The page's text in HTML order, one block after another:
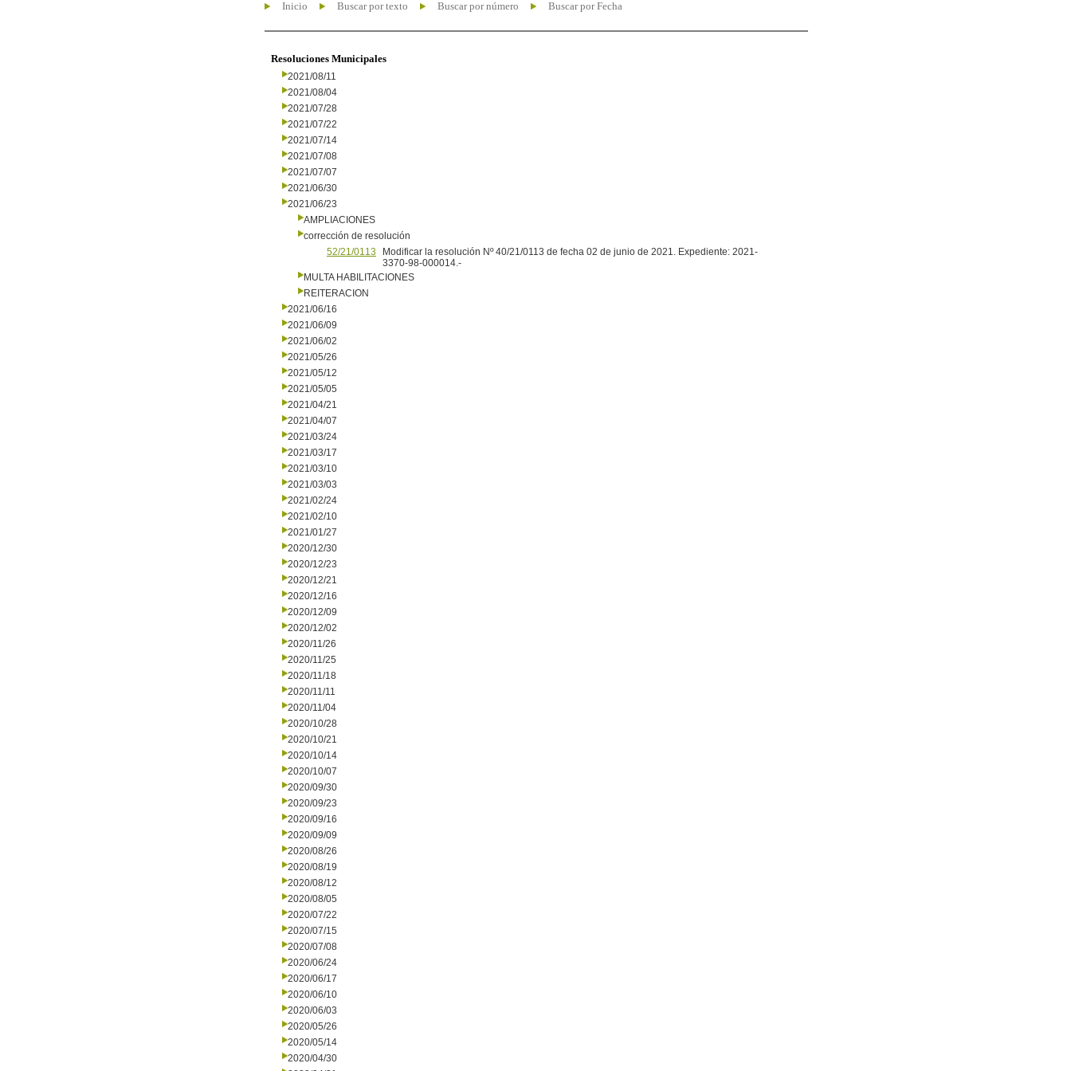
Inicio Buscar por texto Buscar por número Buscar por Fecha
Resoluciones Municipales
2021/08/11
2021/08/04
2021/07/28
2021/07/22
2021/07/14
2021/07/08
2021/07/07
2021/06/30
2021/06/23
AMPLIACIONES
corrección de resolución
52/21/0113
Modificar la resolución Nº 40/21/0113 de fecha 02 de junio de 2021. Expediente: 2021-
3370-98-000014.-
MULTA HABILITACIONES
REITERACION
2021/06/16
2021/06/09
2021/06/02
2021/05/26
2021/05/12
2021/05/05
2021/04/21
2021/04/07
2021/03/24
2021/03/17
2021/03/10
2021/03/03
2021/02/24
2021/02/10
2021/01/27
2020/12/30
2020/12/23
2020/12/21
2020/12/16
2020/12/09
2020/12/02
2020/11/26
2020/11/25
2020/11/18
2020/11/11
2020/11/04
2020/10/28
2020/10/21
2020/10/14
2020/10/07
2020/09/30
2020/09/23
2020/09/16
2020/09/09
2020/08/26
2020/08/19
2020/08/12
2020/08/05
2020/07/22
2020/07/15
2020/07/08
2020/06/24
2020/06/17
2020/06/10
2020/06/03
2020/05/26
2020/05/14
2020/04/30